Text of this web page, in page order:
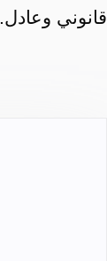
قانوني وعادل.